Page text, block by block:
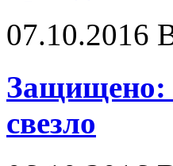
07.10.2016
Защищено:
свезло